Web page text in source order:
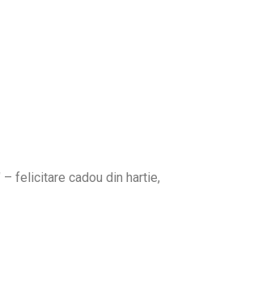
– felicitare cadou din hartie,